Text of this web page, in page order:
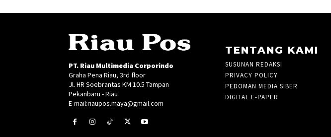
PT. Riau Multimedia Corporindo
Graha Pena Riau, 3rd floor
Jl. HR Soebrantas KM 10.5 Tampan
Pekanbaru - Riau
E-mail:riaupos.maya@gmail.com
TENTANG KAMI
SUSUNAN REDAKSI
PRIVACY POLICY
PEDOMAN MEDIA SIBER
DIGITAL E-PAPER